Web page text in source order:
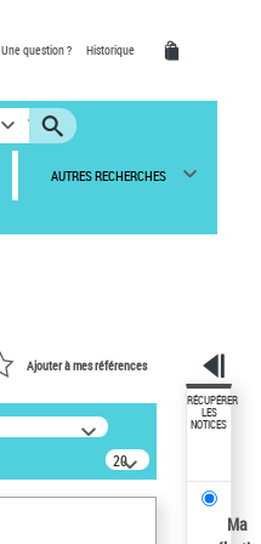
Une question ? Historique
AUTRES RECHERCHES
Ajouter à mes références
20
résultats/page
RÉCUPÉRER
LES
NOTICES
Ma